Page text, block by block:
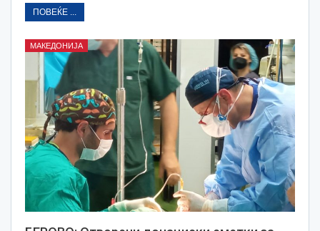
ПОВЕЌЕ ...
МАКЕДОНИЈА